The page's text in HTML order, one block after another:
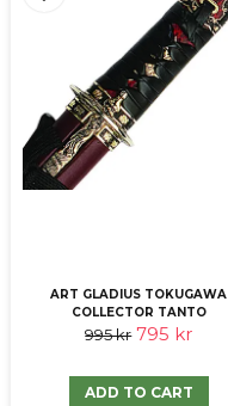
ART GLADIUS TOKUGAWA
COLLECTOR TANTO
995 kr 795 kr
ADD TO CART